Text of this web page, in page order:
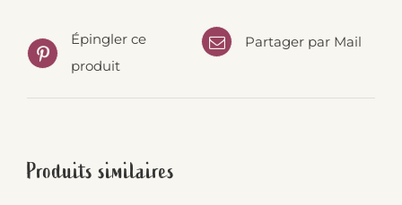
Épingler ce
produit
Partager par Mail
Produits similaires